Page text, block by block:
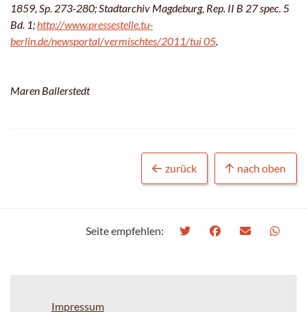
1859, Sp. 273-280; Stadtarchiv Magdeburg, Rep. II B 27 spec. 5
Bd. 1; http://www.pressestelle.tu-
berlin.de/newsportal/vermischtes/2011/tui 05
Maren Ballerstedt
zurück nach oben
Seite empfehlen:
Impressum